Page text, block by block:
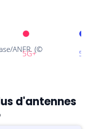
d'antennes